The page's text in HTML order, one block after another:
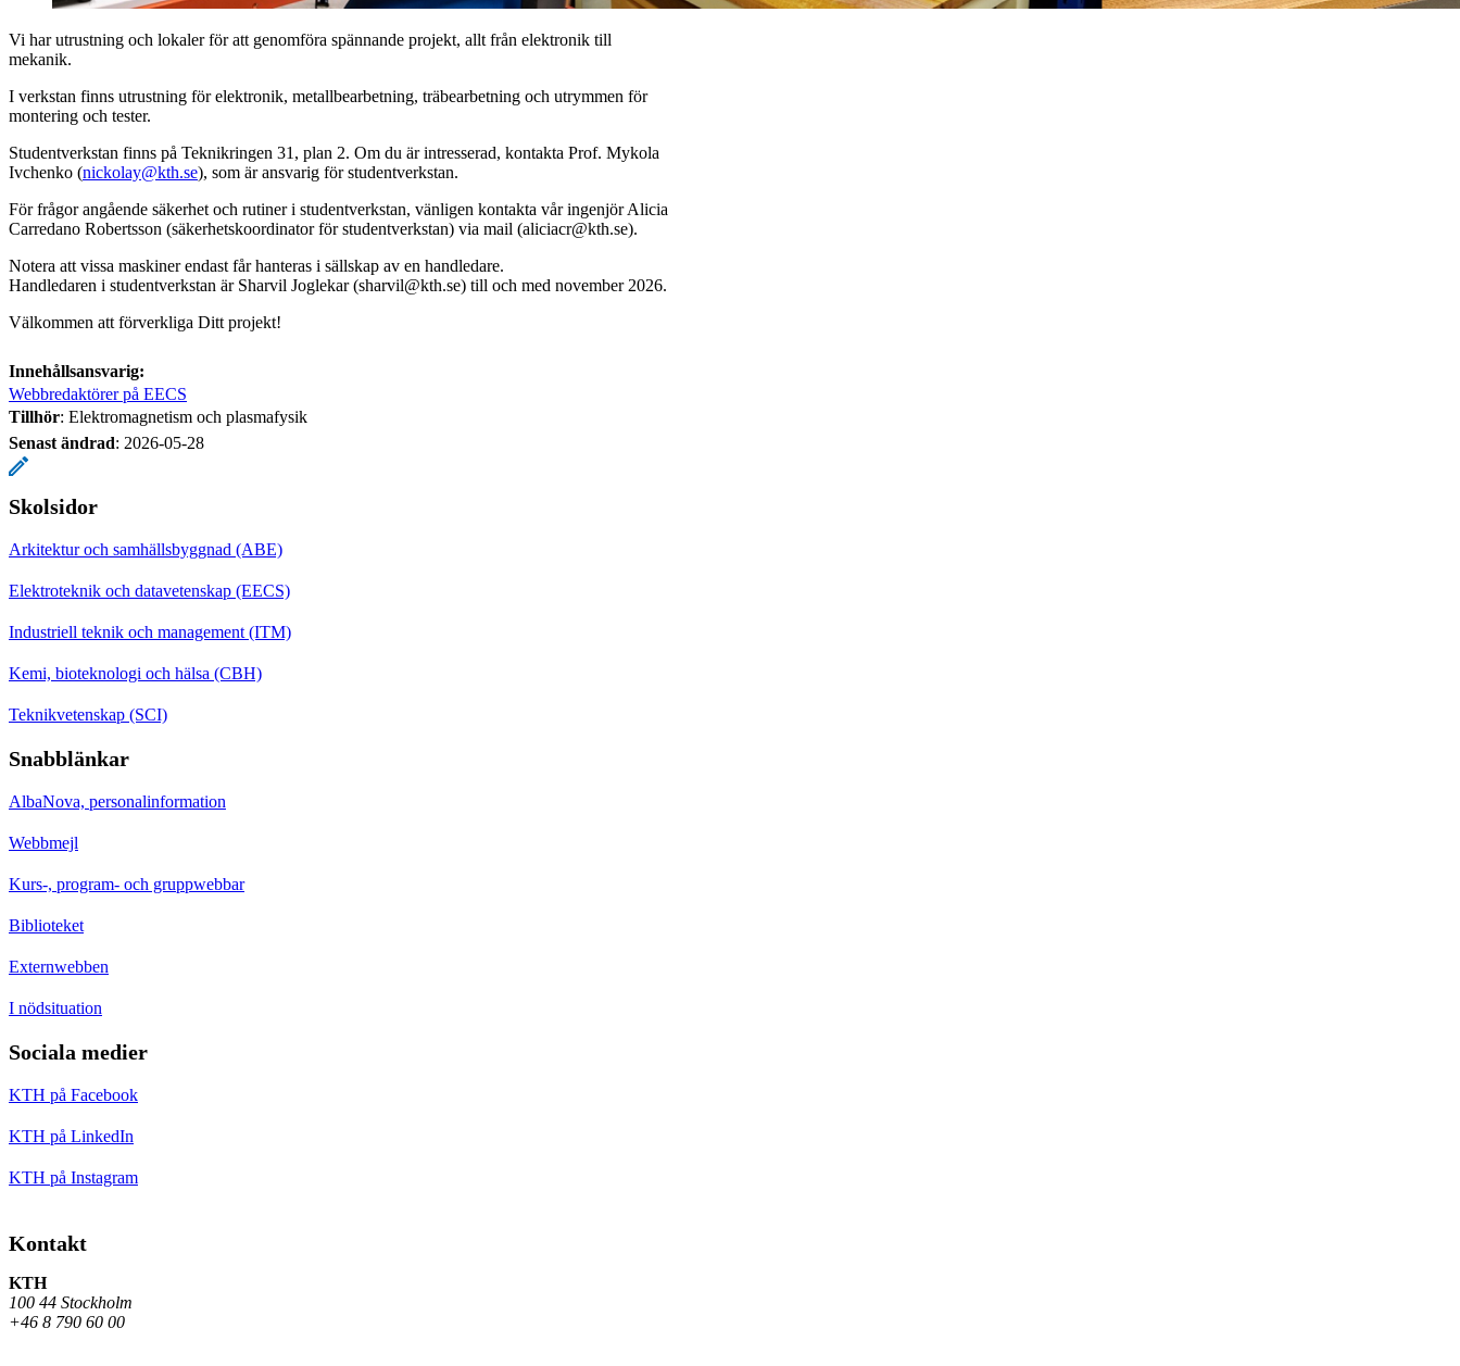
Vi har utrustning och lokaler för att genomföra spännande projekt, allt från elektronik till
mekanik.
I verkstan finns utrustning för elektronik, metallbearbetning, träbearbetning och utrymmen för
montering och tester.
Studentverkstan finns på Teknikringen 31, plan 2. Om du är intresserad, kontakta Prof. Mykola
Ivchenko (nickolay@kth.se), som är ansvarig för studentverkstan.
För frågor angående säkerhet och rutiner i studentverkstan, vänligen kontakta vår ingenjör Alicia
Carredano Robertsson (säkerhetskoordinator för studentverkstan) via mail (aliciacr@kth.se).
Notera att vissa maskiner endast får hanteras i sällskap av en handledare.
Handledaren i studentverkstan är Sharvil Joglekar (sharvil@kth.se) till och med november 2026.
Välkommen att förverkliga Ditt projekt!
Innehållsansvarig:
Webbredaktörer på EECS
Tillhör: Elektromagnetism och plasmafysik
Senast ändrad: 2026-05-28
Skolsidor
Arkitektur och samhällsbyggnad (ABE)
Elektroteknik och datavetenskap (EECS)
Industriell teknik och management (ITM)
Kemi, bioteknologi och hälsa (CBH)
Teknikvetenskap (SCI)
Snabblänkar
AlbaNova, personalinformation
Webbmejl
Kurs-, program- och gruppwebbar
Biblioteket
Externwebben
I nödsituation
Sociala medier
KTH på Facebook
KTH på LinkedIn
KTH på Instagram
Kontakt
KTH
100 44 Stockholm
+46 8 790 60 00